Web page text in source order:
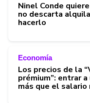
Ninel Conde
no descarta
hacerlo
Economía
Los precios de la
prémium”: entrar
más que el salario